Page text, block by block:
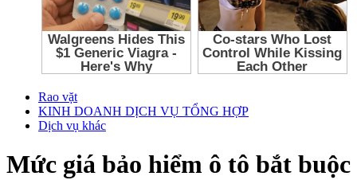
Rao vặt
KINH DOANH DỊCH VỤ TỔNG HỢP
Dịch vụ khác
Mức giá bảo hiểm ô tô bắt buộc